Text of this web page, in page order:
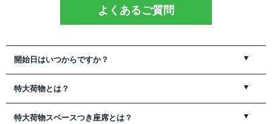
よくあるご質問
開始日はいつからですか？
2020年5月20日(水)ご乗車分より対象となります。
特大荷物とは？
3辺の合計が160cm超250cm以内の荷物が対象です。
特大荷物スペースつき座席とは？